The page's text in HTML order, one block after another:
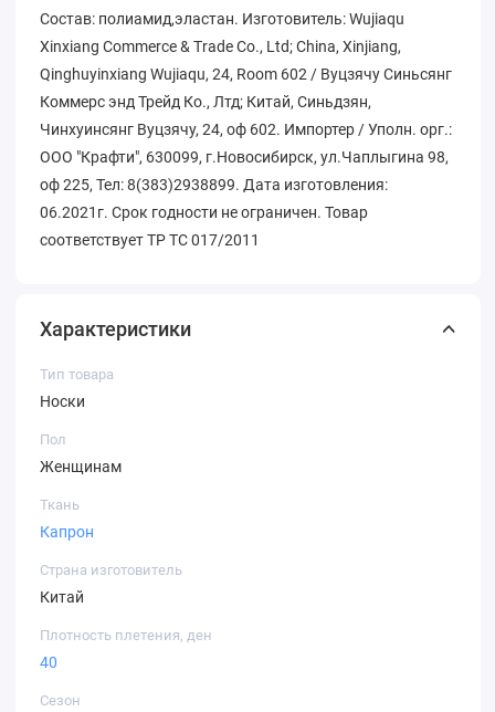
Состав: полиамид,эластан. Изготовитель: Wujiaqu
Xinxiang Commerce & Trade Co., Ltd; China, Xinjiang,
Qinghuyinxiang Wujiaqu, 24, Room 602 / Вуцзячу Синьсянг
Коммерс энд Трейд Ко., Лтд; Китай, Синьдзян,
Чинхуинсянг Вуцзячу, 24, оф 602. Импортер / Уполн. орг.:
ООО "Крафти", 630099, г.Новосибирск, ул.Чаплыгина 98,
оф 225, Тел: 8(383)2938899. Дата изготовления:
06.2021г. Срок годности не ограничен. Товар
соответствует ТР ТС 017/2011
Характеристики
Тип товара
Носки
Пол
Женщинам
Ткань
Капрон
Страна изготовитель
Китай
Плотность плетения, ден
40
Сезон